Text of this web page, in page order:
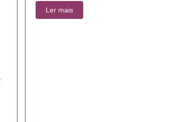
Ler mais